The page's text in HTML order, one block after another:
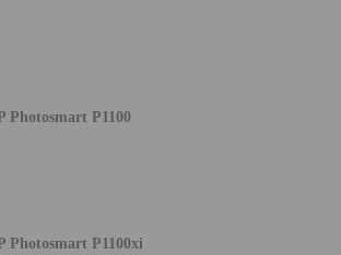
Photosmart P1100
Photosmart P1100xi